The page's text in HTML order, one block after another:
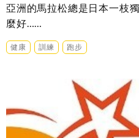
亞洲的馬拉松總是日本一枝
麼好……
健康 訓練 跑步